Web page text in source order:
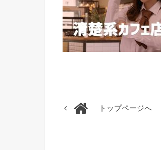
トップページへ